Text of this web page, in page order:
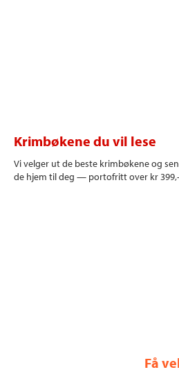
Krimbøkene du vil lese
Vi velger ut de beste krimbøkene og
de hjem til deg — portofritt over kr
Få